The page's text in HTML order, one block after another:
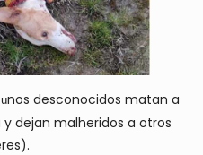
nos desconocidos matan a
dejan malheridos a otros